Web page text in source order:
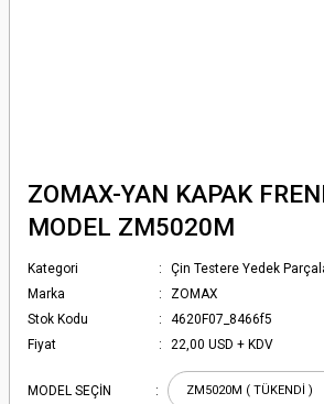
ZOMAX-YAN KAPAK
MODEL ZM5020M
Kategori
Çin Testere Yedek
Marka
ZOMAX
Stok Kodu
4620F07_8466f5
Fiyat
22,00 USD + KDV
MODEL SEÇİN